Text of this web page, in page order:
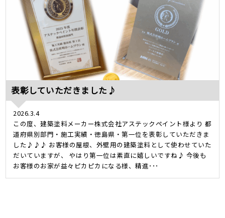
表彰していただきました♪
2026.3.4
この度、建築塗料メーカー株式会社アステックペイント様より 都
道府県別部門・施工実績・徳島県・第一位を表彰していただきま
した♪♪♪ お客様の屋根、外壁用の建築塗料として使わせていた
だいていますが、 やはり第一位は素直に嬉しいですね♪ 今後も
お客様のお家が益々ピカピカになる様、精進･･･